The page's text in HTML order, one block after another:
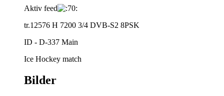
Aktiv feed
tr.12576 H 7200 3/4 DVB-S2 8PSK
ID - D-337 Main
Ice Hockey match
Bilder